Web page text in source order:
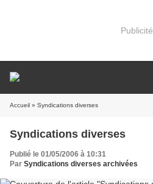
Publicité
Accueil » Syndications diverses
Syndications diverses
Publié le 01/05/2006 à 10:31
Par Syndications diverses archivées